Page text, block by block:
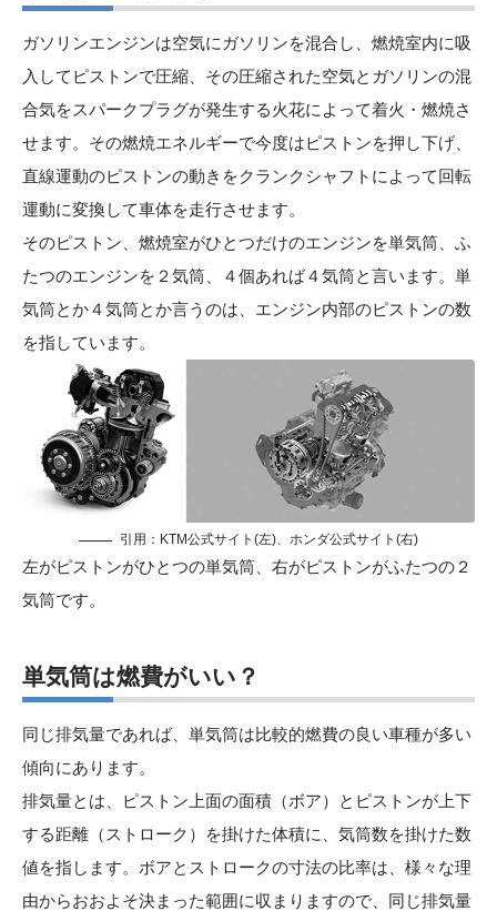
ガソリンエンジンは空気にガソリンを混合し、燃焼室内に吸
入してピストンで圧縮、その圧縮された空気とガソリンの混
合気をスパークプラグが発生する火花によって着火・燃焼さ
せます。その燃焼エネルギーで今度はピストンを押し下げ、
直線運動のピストンの動きをクランクシャフトによって回転
運動に変換して車体を走行させます。
そのピストン、燃焼室がひとつだけのエンジンを単気筒、ふ
たつのエンジンを２気筒、４個あれば４気筒と言います。単
気筒とか４気筒とか言うのは、エンジン内部のピストンの数
を指しています。
引用： KTM公式サイト (左)、 ホンダ公式サイト (右)
左がピストンがひとつの単気筒、右がピストンがふたつの２
気筒です。
単気筒は燃費がいい ？
同じ排気量であれば、単気筒は比較的燃費の良い車種が多い
傾向にあります。
排気量とは、ピストン上面の面積（ボア）とピストンが上下
する距離（ストローク）を掛けた体積に、気筒数を掛けた数
値を指します。ボアとストロークの寸法の比率は、様々な理
由からおおよそ決まった範囲に収まりますので、同じ排気量